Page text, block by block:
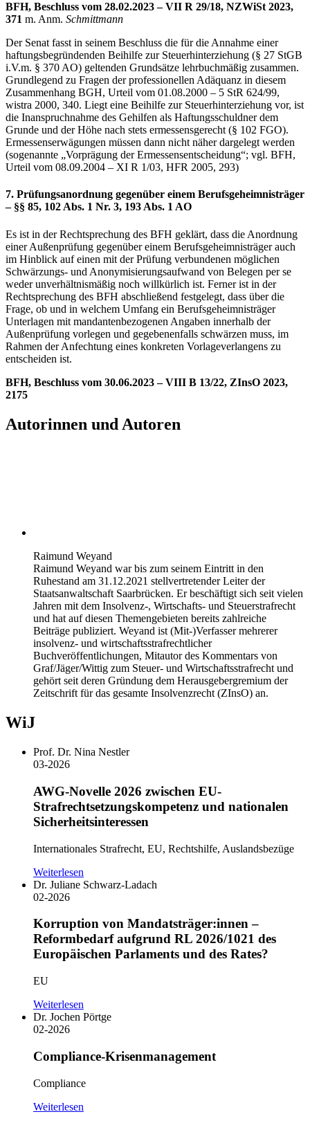
BFH, Beschluss vom 28.02.2023 – VII R 29/18, NZWiSt 2023,
371 m. Anm. Schmittmann
Der Senat fasst in seinem Beschluss die für die Annahme einer
haftungsbegründenden Beihilfe zur Steuerhinterziehung (§ 27 StGB
i.V.m. § 370 AO) geltenden Grundsätze lehrbuchmäßig zusammen.
Grundlegend zu Fragen der professionellen Adäquanz in diesem
Zusammenhang BGH, Urteil vom 01.08.2000 – 5 StR 624/99,
wistra 2000, 340. Liegt eine Beihilfe zur Steuerhinterziehung vor, ist
die Inanspruchnahme des Gehilfen als Haftungsschuldner dem
Grunde und der Höhe nach stets ermessensgerecht (§ 102 FGO).
Ermessenserwägungen müssen dann nicht näher dargelegt werden
(sogenannte „Vorprägung der Ermessensentscheidung“; vgl. BFH,
Urteil vom 08.09.2004 – XI R 1/03, HFR 2005, 293)
7. Prüfungsanordnung gegenüber einem Berufsgeheimnisträger
– §§ 85, 102 Abs. 1 Nr. 3, 193 Abs. 1 AO
Es ist in der Rechtsprechung des BFH geklärt, dass die Anordnung
einer Außenprüfung gegenüber einem Berufsgeheimnisträger auch
im Hinblick auf einen mit der Prüfung verbundenen möglichen
Schwärzungs- und Anonymisierungsaufwand von Belegen per se
weder unverhältnismäßig noch willkürlich ist. Ferner ist in der
Rechtsprechung des BFH abschließend festgelegt, dass über die
Frage, ob und in welchem Umfang ein Berufsgeheimnisträger
Unterlagen mit mandantenbezogenen Angaben innerhalb der
Außenprüfung vorlegen und gegebenenfalls schwärzen muss, im
Rahmen der Anfechtung eines konkreten Vorlageverlangens zu
entscheiden ist.
BFH, Beschluss vom 30.06.2023 – VIII B 13/22, ZInsO 2023,
2175
Autorinnen und Autoren
Raimund Weyand
Raimund Weyand war bis zum seinem Eintritt in den
Ruhestand am 31.12.2021 stellvertretender Leiter der
Staatsanwaltschaft Saarbrücken. Er beschäftigt sich seit vielen
Jahren mit dem Insolvenz-, Wirtschafts- und Steuerstrafrecht
und hat auf diesen Themengebieten bereits zahlreiche
Beiträge publiziert. Weyand ist (Mit-)Verfasser mehrerer
insolvenz- und wirtschaftsstrafrechtlicher
Buchveröffentlichungen, Mitautor des Kommentars von
Graf/Jäger/Wittig zum Steuer- und Wirtschaftsstrafrecht und
gehört seit deren Gründung dem Herausgebergremium der
Zeitschrift für das gesamte Insolvenzrecht (ZInsO) an.
WiJ
Prof. Dr. Nina Nestler
03-2026
AWG-Novelle 2026 zwischen EU-
Strafrechtsetzungskompetenz und nationalen
Sicherheitsinteressen
Internationales Strafrecht, EU, Rechtshilfe, Auslandsbezüge
Weiterlesen
Dr. Juliane Schwarz-Ladach
02-2026
Korruption von Mandatsträger:innen –
Reformbedarf aufgrund RL 2026/1021 des
Europäischen Parlaments und des Rates?
EU
Weiterlesen
Dr. Jochen Pörtge
02-2026
Compliance-Krisenmanagement
Compliance
Weiterlesen